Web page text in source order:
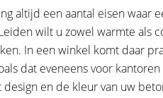
altijd een aantal eisen waar
wilt u zowel warmte als
In een winkel komt daar
dat eveneens voor
en de kleur van uw